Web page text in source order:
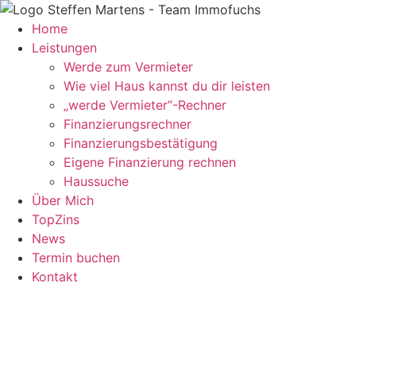
Zum
Inhalt
springen
Home
Leistungen
Werde zum Vermieter
Wie viel Haus kannst du dir leisten
„werde Vermieter“-Rechner
Finanzierungsrechner
Finanzierungsbestätigung
Eigene Finanzierung rechnen
Haussuche
Über Mich
TopZins
News
Termin buchen
Kontakt